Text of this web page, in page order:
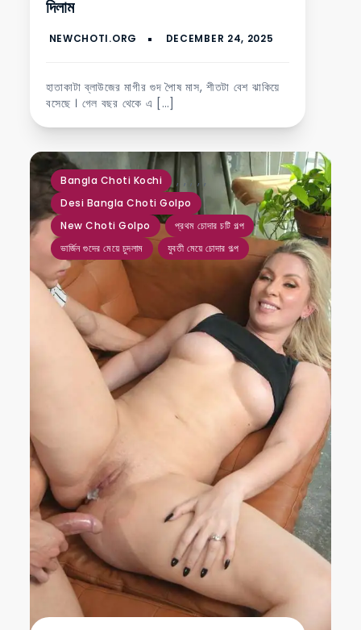
দিলাম
হাতাকাটা ব্লাউজের মাগীর গুদ পৈাষ মাস, শীতটা বেশ ঝাকিয়ে
বসেছে । গেল বছর থেকে এ […]
Bangla Choti Kochi ,
Desi Bangla Choti Golpo
,
New Choti Golpo
,
প্রথম চোদার চটি গল্প
,
ভার্জিন গুদের মেয়ে চুদলাম
,
যুবতী মেয়ে চোদার গল্প